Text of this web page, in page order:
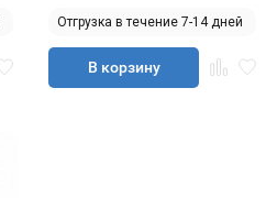
Отгрузка в течение 7-14 дней
В корзину